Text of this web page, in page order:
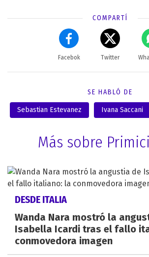
COMPARTÍ
Facebok Twitter
SE HABLÓ DE
Sebastian Estevanez Ivana Saccani
Más sobre
DESDE ITALIA
Wanda Nara mostró la
Isabella Icardi tras el fallo
conmovedora imagen